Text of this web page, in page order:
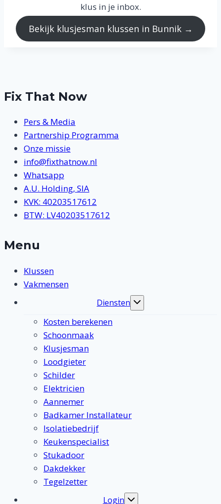
klus in je inbox.
Bekijk klusjesman klussen in Bunnik →
Fix That Now
Pers & Media
Partnership Programma
Onze missie
info@fixthatnow.nl
Whatsapp
A.U. Holding, SIA
KVK: 40203517612
BTW: LV40203517612
Menu
Klussen
Vakmensen
Diensten
Toggle
Kosten berekenen
Schoonmaak
Klusjesman
Loodgieter
Schilder
Elektricien
Aannemer
Badkamer Installateur
Isolatiebedrijf
Keukenspecialist
Stukadoor
Dakdekker
Tegelzetter
Login